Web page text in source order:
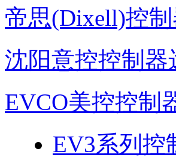
帝思(Dixell)控
沈阳意控控制器
EVCO美控控制
EV3系列控